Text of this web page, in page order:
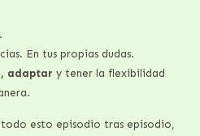
En tus propias dudas.
adaptar y tener la flexibilidad
esto episodio tras episodio,